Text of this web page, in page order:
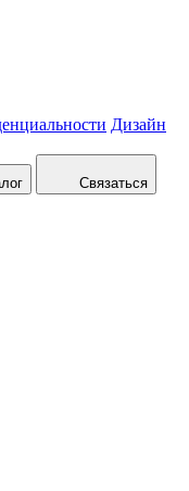
Дизайн
Связаться